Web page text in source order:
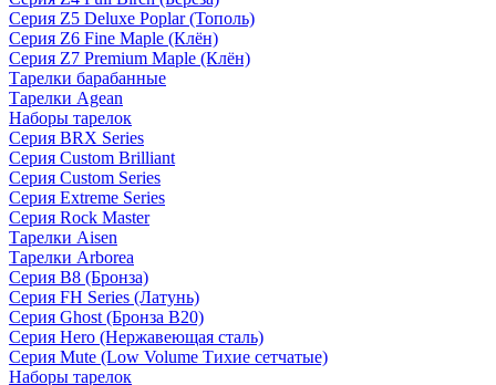
Серия Z5 Deluxe Poplar (Тополь)
Серия Z6 Fine Maple (Клён)
Серия Z7 Premium Maple (Клён)
Тарелки барабанные
Тарелки Agean
Наборы тарелок
Серия BRX Series
Серия Custom Brilliant
Серия Custom Series
Серия Extreme Series
Серия Rock Master
Тарелки Aisen
Тарелки Arborea
Серия B8 (Бронза)
Серия FH Series (Латунь)
Серия Ghost (Бронза B20)
Серия Hero (Нержавеющая сталь)
Серия Mute (Low Volume Тихие сетчатые)
Наборы тарелок